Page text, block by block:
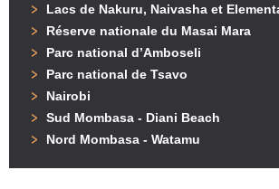
Lacs de Nakuru, Naivasha et
Réserve nationale du Masai Mara
Parc national d’Amboseli
Parc national de Tsavo
Nairobi
Sud Mombasa - Diani Beach
Nord Mombasa - Watamu